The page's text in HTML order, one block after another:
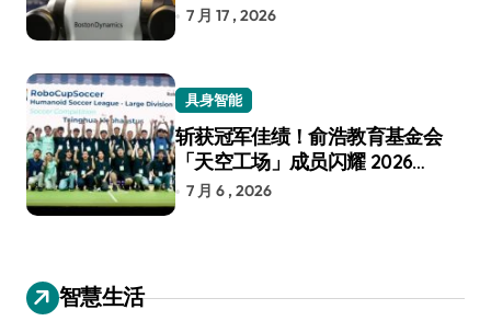
7 月 17 , 2026
具身智能
斩获冠军佳绩！俞浩教育基金会
「天空工场」成员闪耀 2026
RoboCup 机器人世界杯
7 月 6 , 2026
智慧生活